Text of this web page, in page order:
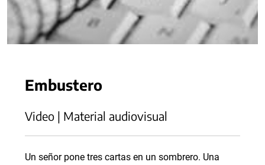
Embustero
Video | Material audiovisual
Un señor pone tres cartas en un sombrero. Una